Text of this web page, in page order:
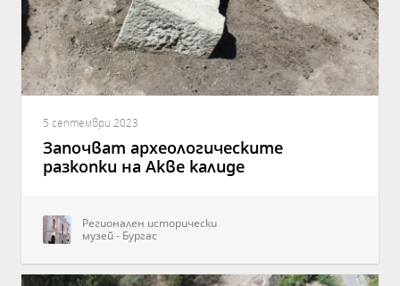
5 септември 2023
Започват археологическите
разкопки на Акве калиде
Регионален исторически
музей - Бургас